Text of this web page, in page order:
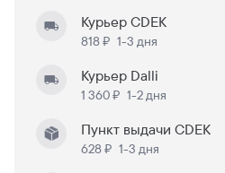
Курьер CDEK
818 ₽ 1-3 дня
Курьер Dalli
1 360 ₽ 1-2 дня
Пункт выдачи CDEK
628 ₽ 1-3 дня